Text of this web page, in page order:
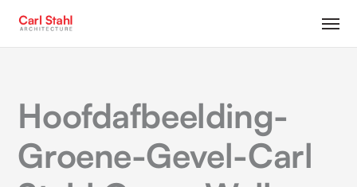
Hoofdafbeelding-
Groene-Gevel-Carl